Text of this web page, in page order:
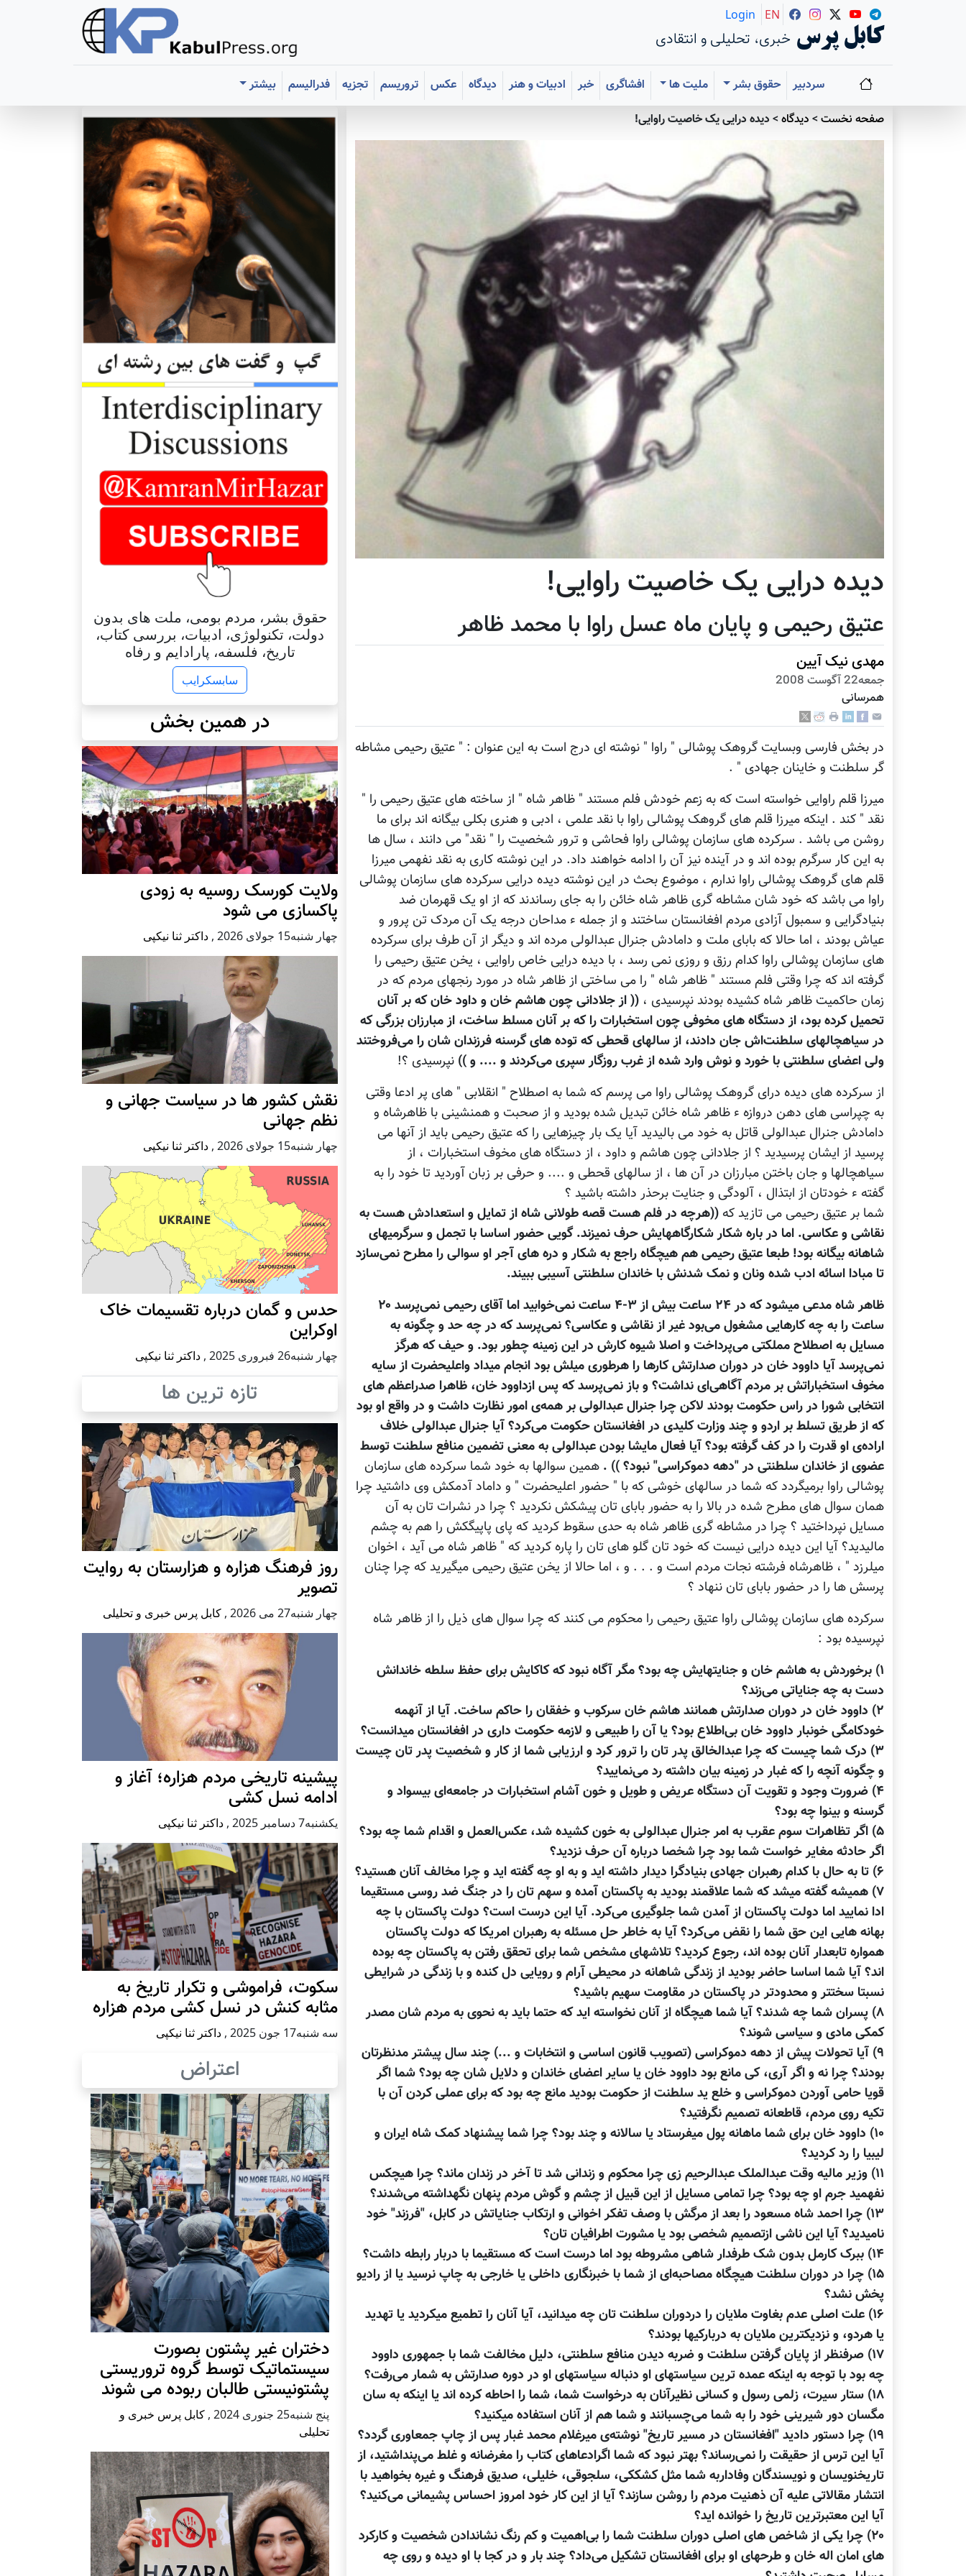
کابل پرس خبری، تحلیلی و انتقادی
Login EN
سردبیر حقوق بشر ملیت ها افشاگری خبر ادبیات و هنر دیدگاه عکس تروریسم تجزیه فدرالیسم
بیشتر
صفحه نخست> دیدگاه> دیده درایی یک خاصیت راوایی!
دیده درایی یک خاصیت راوایی!
عتیق رحیمی و پایان ماه عسل راوا با محمد ظاهر
مهدی نیک آیین
جمعه22 آگوست 2008
همرسانی
در بخش فارسی وبسایت گروهک پوشالی " راوا " نوشته ای درج است به این عنوان : " عتیق رحیمی مشاطه
گر سلطنت و خاینان جهادی " .
میرزا قلم راوایی خواسته است که به زعم خودش فلم مستند " ظاهر شاه " از ساخته های عتیق رحیمی را "
نقد " کند . اینکه میرزا قلم های گروهک پوشالی راوا با نقد علمی ، ادبی و هنری بکلی بیگانه اند برای ما
روشن می باشد . سرکرده های سازمان پوشالی راوا فحاشی و ترور شخصیت را " نقد" می دانند ، سال ها
به این کار سرگرم بوده اند و در آینده نیز آن را ادامه خواهند داد. در این نوشته کاری به نقد نفهمی میرزا
قلم های گروهک پوشالی راوا ندارم ، موضوع بحث در این نوشته دیده درایی سرکرده های سازمان پوشالی
راوا می باشد که خود شان مشاطه گری ظاهر شاه خائن را به جای رساندند که از او یک قهرمان ضد
بنیادگرایی و سمبول آزادی مردم افغانستان ساختند و از جمله ء مداحان درجه یک آن مردک تن پرور و
عیاش بودند ، اما حالا که بابای ملت و دامادش جنرال عبدالولی مرده اند و دیگر از آن طرف برای سرکرده
های سازمان پوشالی راوا کدام رزق و روزی نمی رسد ، با دیده درایی خاص راوایی ، یخن عتیق رحیمی را
گرفته اند که چرا وقتی فلم مستند " ظاهر شاه " را می ساختی از ظاهر شاه در مورد رنجهای مردم که در
زمان حاکمیت ظاهر شاه کشیده بودند نپرسیدی ، (( از جلادانی چون هاشم خان و داود خان که بر آنان
تحمیل کرده بود، از دستگاه های مخوفی چون استخبارات را که بر آنان مسلط ساخت، از مبارزان بزرگی که
در سیاهچالهای سلطنت‌اش جان دادند، از سالهای قحطی که توده های گرسنه فرزندان شان را می‌فروختند
ولی اعضای سلطنتی با خورد و نوش وارد شده از غرب روزگار سپری می‌کردند و .... و )) نپرسیدی ؟!
از سرکرده های دیده درای گروهک پوشالی راوا می پرسم که شما به اصطلاح " انقلابی " های پر ادعا وقتی
به چپراسی های دهن دروازه ء ظاهر شاه خائن تبدیل شده بودید و از صحبت و همنشینی با ظاهرشاه و
دامادش جنرال عبدالولی قاتل به خود می بالیدید آیا یک بار چیزهایی را که عتیق رحیمی باید از آنها می
پرسید از ایشان پرسیدید ؟ از جلادانی چون هاشم و داود ، از دستگاه های مخوف استخبارات ، از
سیاهچالها و جان باختن مبارزان در آن ها ، از سالهای قحطی و .... و حرفی بر زبان آوردید تا خود را به
گفته ء خودتان از ابتذال ، آلودگی و جنایت برحذر داشته باشید ؟
شما بر عتیق رحیمی می تازید که ((هرچه در فلم هست قصه طولانی شاه از تمایل و استعدادش هست به
نقاشی و عکاسی. اما در باره شکار شکارگاههایش حرف نمیزند. گویی حضور اساسا با تجمل و سرگرمیهای
شاهانه بیگانه بود! طبعا عتیق رحیمی هم هیچگاه راجع به شکار و دره های آجر او سوالی را مطرح نمی‌سازد
تا مبادا اسائه ادب شده ونان و نمک شدنش با خاندان سلطنتی آسیبی ببیند.
ظاهر شاه مدعی میشود که در ۲۴ ساعت بیش از ۳-۴ ساعت نمی‌خوابید اما آقای رحیمی نمی‌پرسد ۲۰
ساعت را به چه کارهایی مشغول می‌بود غیر از نقاشی و عکاسی؟ نمی‌پرسد که در چه حد و چگونه به
مسایل به اصطلاح مملکتی می‌پرداخت و اصلا شیوه کارش در این زمینه چطور بود. و حیف که هرگز
نمی‌پرسد آیا داوود خان در دوران صدارتش کارها را هرطوری میلش بود انجام میداد واعلیحضرت از سایه
مخوف استخباراتش بر مردم آگاهی‌ای نداشت؟ و باز نمی‌پرسد که پس ازداوود خان، ظاهرا صدراعظم های
انتخابی شورا در راس حکومت بودند لاکن چرا جنرال عبدالولی بر همه‌ی امور نظارت داشت و در واقع او بود
که از طریق تسلط بر اردو و چند وزارت کلیدی در افغانستان حکومت می‌کرد؟ آیا جنرال عبدالولی خلاف
اراده‌ی او قدرت را در کف گرفته بود؟ آیا فعال مایشا بودن عبدالولی به معنی تضمین منافع سلطنت توسط
عضوی از خاندان سلطنتی در "دهه دموکراسی" نبود؟ )) . همین سوالها به خود شما سرکرده های سازمان
پوشالی راوا برمیگردد که شما در سالهای خوشی که با " حضور اعلیحضرت " و داماد آدمکش وی داشتید چرا
همان سوال های مطرح شده در بالا را به حضور بابای تان پیشکش نکردید ؟ چرا در نشرات تان به آن
مسایل نپرداختید ؟ چرا در مشاطه گری ظاهر شاه به حدی سقوط کردید که پای پاپیگکش را هم به چشم
مالیدید؟ آیا این دیده درایی نیست که خود تان گلو های تان را پاره کردید که " ظاهر شاه می آید ، اخوان
میلرزد " ، ظاهرشاه فرشته نجات مردم است و . . . و ، اما حالا از یخن عتیق رحیمی میگیرید که چرا چنان
پرسش ها را در حضور بابای تان ننهاد ؟
سرکرده های سازمان پوشالی راوا عتیق رحیمی را محکوم می کنند که چرا سوال های ذیل را از ظاهر شاه
نپرسیده بود :
۱) برخوردش به هاشم خان و جنایتهایش چه بود؟ مگر آگاه نبود که کاکایش برای حفظ سلطه خاندانش
دست به چه جنایاتی می‌زند؟
۲) داوود خان در دوران صدارتش همانند هاشم خان سرکوب و خفقان را حاکم ساخت. ‌آیا از آنهمه
خودکامگی خونبار داوود خان بی‌اطلاع بود؟ یا آن را طبیعی و لازمه حکومت داری در افغانستان میدانست؟
۳) درک شما چیست که چرا عبدالخالق پدر تان را ترور کرد و ارزیابی شما از کار و شخصیت پدر تان چیست
و چگونه آنچه را که غبار در زمینه بیان داشته رد می‌نمایید؟
۴) ضرورت وجود و تقویت آن دستگاه عریض و طویل و خون آشام استخبارات در جامعه‌ای بیسواد و
گرسنه و بینوا چه بود؟
۵) اگر تظاهرات سوم عقرب به امر جنرال عبدالولی به خون کشیده شد، عکس‌العمل و اقدام شما چه بود؟
اگر حادثه مغایر خواست شما بود چرا شخصا درباره آن حرف نزدید؟
۶) تا به حال با کدام رهبران جهادی بنیادگرا دیدار داشته اید و به او چه گفته اید و چرا مخالف آنان هستید؟
۷) همیشه گفته میشد که شما علاقمند بودید به پاکستان آمده و سهم تان را در جنگ ضد روسی مستقیما
ادا نمایید اما دولت پاکستان از آمدن شما جلوگیری می‌کرد. آیا این درست است؟ دولت پاکستان با چه
بهانه هایی این حق شما را نقض می‌کرد؟ آیا به خاطر حل مسئله به رهبران امریکا که دولت پاکستان
همواره تابعدار آنان بوده اند، رجوع کردید؟ تلاشهای مشخص شما برای تحقق رفتن به پاکستان چه بوده
اند؟ آیا شما اساسا حاضر بودید از زندگی شاهانه در محیطی آرام و رویایی دل کنده و با زندگی در شرایطی
نسبتا سختتر و محدودتر در پاکستان در مقاومت سهیم باشید؟
۸) پسران شما چه شدند؟ آیا شما هیچگاه از آنان نخواسته اید که حتما باید به نحوی به مردم شان مصدر
کمکی مادی و سیاسی شوند؟
۹) آیا تحولات پیش از دهه دموکراسی (تصویب قانون اساسی و انتخابات و ...) چند سال پیشتر مدنظرتان
بودند؟ چرا نه و اگر آری، کی مانع بود داوود خان یا سایر اعضای خاندان و دلایل شان چه بود؟ شما اگر
قویا حامی آوردن دموکراسی و خلع ید سلطنت از حکومت بودید مانع چه بود که برای عملی کردن آن با
تکیه روی مردم، قاطعانه تصمیم نگرفتید؟
۱۰) داوود خان برای شما ماهانه پول میفرستاد یا سالانه و چند بود؟ چرا شما پیشنهاد کمک شاه ایران و
لیبیا را رد کردید؟
۱۱) وزیر مالیه وقت عبدالملک عبدالرحیم زی چرا محکوم و زندانی شد تا آخر در زندان ماند؟ چرا هیچکس
نفهمید جرم او چه بود؟ چرا تمامی مسایل از این قبیل از چشم و گوش مردم پنهان نگهداشته می‌شدند؟
۱۳) چرا احمد شاه مسعود را بعد از مرگش با وصف تفکر اخوانی و ارتکاب جنایاتش در کابل، "فرزند" خود
نامیدید؟ آیا این ناشی ازتصمیم شخصی بود یا مشورت اطرافیان تان؟
۱۴) ببرک کارمل بدون شک طرفدار شاهی مشروطه بود اما درست است که مستقیما با دربار رابطه داشت؟
۱۵) چرا در دوران سلطنت هیچگاه مصاحبه‌ای از شما با خبرنگاری داخلی یا خارجی به چاپ نرسید یا از رادیو
پخش نشد؟
۱۶) علت اصلی عدم بغاوت ملایان را دردوران سلطنت تان چه میدانید، آیا آنان را تطمیع میکردید یا تهدید
یا هردو، و نزدیکترین ملایان به دربارکیها بودند؟
۱۷) صرفنظر از پایان گرفتن سلطنت و ضربه دیدن منافع سلطنتی، دلیل مخالفت شما با جمهوری داوود
چه بود با توجه به اینکه عمده ترین سیاستهای او دنباله سیاستهای او در دوره صدارتش به شمار می‌رفت؟
۱۸) ستار سیرت، زلمی رسول و کسانی نظیرآنان به درخواست شما، شما را احاطه کرده اند یا اینکه به سان
مگسان دور شیرینی خود را به شما می‌چسبانند و شما هم از آنان استفاده میکنید؟
۱۹) چرا دستور دادید "افغانستان در مسیر تاریخ" نوشته‌ی میرغلام محمد غبار پس از چاپ جمعاوری گردد؟
آیا این ترس از حقیقت را نمی‌رساند؟ بهتر نبود که شما اگرادعاهای کتاب را مغرضانه و غلط می‌پنداشتید، از
تاریخنویسان و نویسندگان وفاداربه شما مثل کشککی، سلجوقی، خلیلی، صدیق فرهنگ و غیره بخواهید با
انتشار مقالاتی علیه آن ذهنیت مردم را روشن سازند؟ آیا از این کار خود امروز احساس پشیمانی می‌کنید؟
آیا این معتبرترین تاریخ را خوانده اید؟
۲۰) چرا یکی از شاخص های اصلی دوران سلطنت شما را بی‌اهمیت و کم رنگ نشاندادن شخصیت و کارکرد
های امان اله خان و طرحهای او برای افغانستان تشکیل می‌داد؟ چند بار و در کجا با او دیده و روی چه
حقوق بشر، مردم بومی، ملت های بدون
دولت، تکنولوژی، ادبیات، بررسی کتاب،
تاریخ، فلسفه، پارادایم و رفاه
سابسکرایب
در همین بخش
ولایت کورسک روسیه به زودی
پاکسازی می شود
چهار شنبه15 جولای 2026 , داکتر ثنا نیکپی
نقش کشور ها در سیاست جهانی و
نظم جهانی
چهار شنبه15 جولای 2026 , داکتر ثنا نیکپی
حدس و گمان درباره تقسیمات خاک
اوکراین
چهار شنبه26 فبروری 2025 , داکتر ثنا نیکپی
تازه ترین ها
روز فرهنگ هزاره و هزارستان به روایت
تصویر
چهار شنبه27 می 2026 , کابل پرس خبری و تحلیلی
پيشينه تاريخی مردم هزاره؛ آغاز و
ادامه نسل کشی
يكشنبه7 دسامبر 2025 , داکتر ثنا نیکپی
سکوت، فراموشی و تکرار تاريخ به
مثابه کنش در نسل کشی مردم هزاره
سه شنبه17 جون 2025 , داکتر ثنا نیکپی
اعتراض
دختران غیر پشتون بصورت
سیستماتیک توسط گروه تروریستی
پشتونیستی طالبان ربوده می شوند
پنج شنبه25 جنوری 2024 , کابل پرس خبری و
تحلیلی